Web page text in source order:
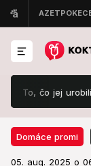
jej urobili potom,
Domáce promi
05. aug. 2025 o
Domáce promi